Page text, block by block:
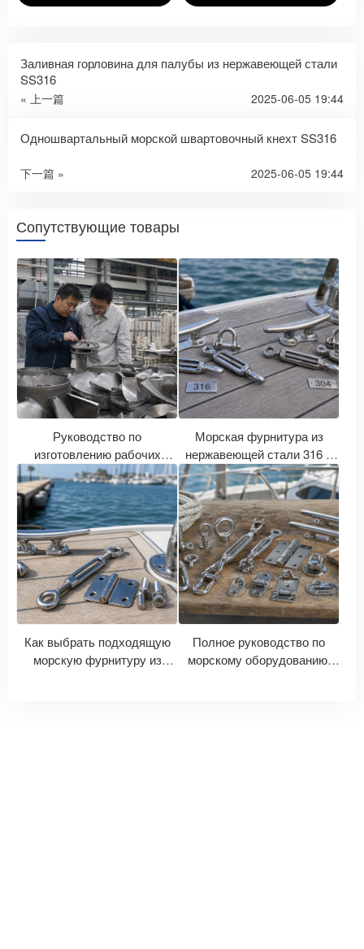
Заливная горловина для палубы из нержавеющей стали
SS316
« 上一篇 2025-06-05 19:44
Одношвартальный морской швартовочный кнехт SS316
下一篇 » 2025-06-05 19:44
Сопутствующие товары
Руководство по
изготовлению рабочих
колес насосов из
нержавеющей стали
Морская фурнитура из
нержавеющей стали 316 и
304: что лучше для лодок?
Как выбрать подходящую
морскую фурнитуру из
Полное руководство по
морскому оборудованию: